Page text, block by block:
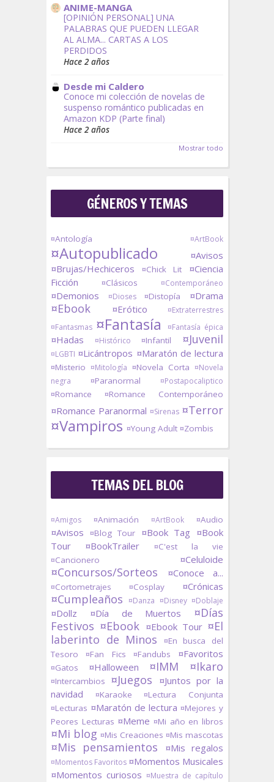
ANIME-MANGA
[OPINIÓN PERSONAL] UNA
PALABRAS QUE PUEDEN LLEGAR
AL ALMA... CARTAS A LOS
PERDIDOS
Hace 2 años
Desde mi Caldero
Conoce mi colección de novelas de
suspenso romántico publicadas en
Amazon KDP (Parte final)
Hace 2 años
Mostrar todo
GÉNEROS Y TEMAS
¤Antología ¤ArtBook
¤Autopublicado
¤Avisos
¤Brujas/Hechiceros
¤Chick Lit
¤Ciencia
Ficción
¤Clásicos ¤Contemporáneo
¤Demonios ¤Dioses ¤Distopía ¤Drama
¤Ebook ¤Erótico
¤Extraterrestres
¤Fantasmas ¤Fantasía ¤Fantasía épica
¤Hadas ¤Histórico ¤Infantil ¤Juvenil
¤LGBTI ¤Licántropos ¤Maratón de lectura
¤Misterio ¤Mitología ¤Novela Corta ¤Novela
negra
¤Paranormal ¤Postapocaliptico
¤Romance ¤Romance Contemporáneo
¤Romance Paranormal ¤Sirenas ¤Terror
¤Vampiros ¤Young Adult ¤Zombis
TEMAS DEL BLOG
¤Amigos ¤Animación ¤ArtBook ¤Audio
¤Avisos ¤Blog Tour ¤Book Tag ¤Book
Tour
¤BookTrailer
¤C'est la vie
¤Cancionero
¤Celuloide
¤Concursos/Sorteos ¤Conoce a...
¤Cortometrajes ¤Cosplay ¤Crónicas
¤Cumpleaños ¤Danza ¤Disney ¤Doblaje
¤Dollz ¤Día de Muertos
¤Días
Festivos ¤Ebook ¤Ebook Tour ¤El
laberinto de Minos
¤En busca del
Tesoro
¤Fan Fics ¤Fandubs ¤Favoritos
¤Gatos ¤Halloween ¤IMM ¤Ikaro
¤Intercambios ¤Juegos
¤Juntos por la
navidad
¤Karaoke
¤Lectura Conjunta
¤Lecturas ¤Maratón de lectura ¤Mejores y
Peores Lecturas ¤Meme ¤Mi año en libros
¤Mi blog ¤Mis Creaciones ¤Mis mascotas
¤Mis pensamientos ¤Mis regalos
¤Momentos Favoritos ¤Momentos Musicales
¤Momentos curiosos ¤Muestra de capítulo